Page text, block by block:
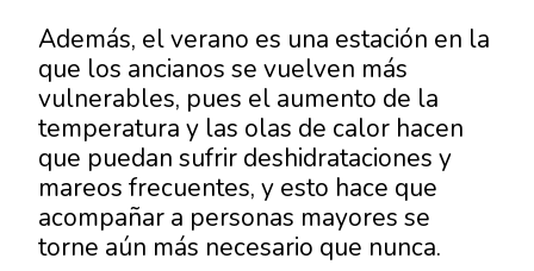
Además, el verano es una estación en la
que los ancianos se vuelven más
vulnerables, pues el aumento de la
temperatura y las olas de calor hacen
que puedan sufrir deshidrataciones y
mareos frecuentes, y esto hace que
acompañar a personas mayores se
torne aún más necesario que nunca.